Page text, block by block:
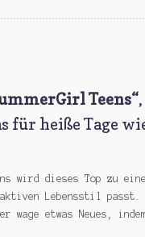
Teens“,
für heiße Tage
wird dieses Top zu
Lebensstil passt.
etwas Neues,